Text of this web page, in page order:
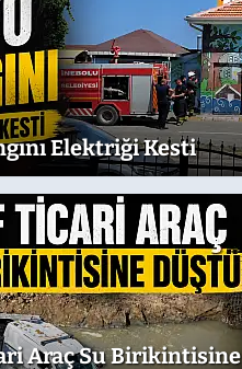
Elektriği Kesti
Araç Su Birikintisine